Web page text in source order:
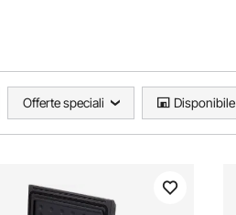
Offerte speciali Disponibile